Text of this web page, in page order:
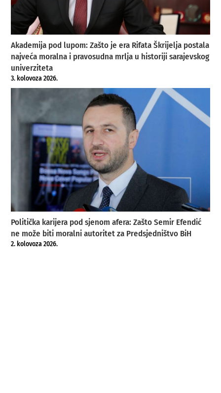
Akademija pod lupom: Zašto je era Rifata Škrijelja postala
najveća moralna i pravosudna mrlja u historiji sarajevskog
univerziteta
3. kolovoza 2026.
Politička karijera pod sjenom afera: Zašto Semir Efendić
ne može biti moralni autoritet za Predsjedništvo BiH
2. kolovoza 2026.